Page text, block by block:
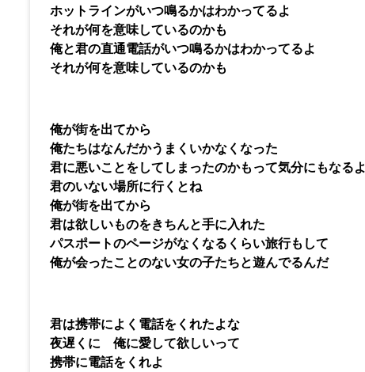
ホットラインがいつ鳴るかはわかってるよ
それが何を意味しているのかも
俺と君の直通電話がいつ鳴るかはわかってるよ
それが何を意味しているのかも
俺が街を出てから
俺たちはなんだかうまくいかなくなった
君に悪いことをしてしまったのかもって気分にもなるよ
君のいない場所に行くとね
俺が街を出てから
君は欲しいものをきちんと手に入れた
パスポートのページがなくなるくらい旅行もして
俺が会ったことのない女の子たちと遊んでるんだ
君は携帯によく電話をくれたよな
夜遅くに 俺に愛して欲しいって
携帯に電話をくれよ